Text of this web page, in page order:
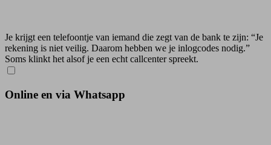
Je krijgt een telefoontje van iemand die zegt van de bank te zijn: “Je
rekening is niet veilig. Daarom hebben we je inlogcodes nodig.”
Soms klinkt het alsof je een echt callcenter spreekt.
Online en via Whatsapp